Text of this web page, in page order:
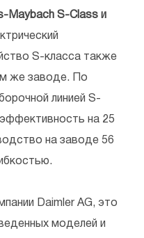
Maybach S-Class и
S-класса также
же заводе. По
линией S-
на 25
на заводе 56
Daimler AG, это
моделей и